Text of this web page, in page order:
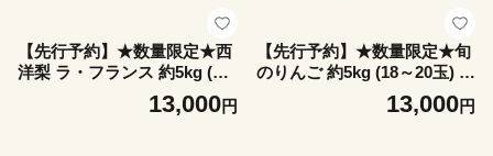
【先行予約】★数量限定★西
洋梨 ラ・フランス 約5kg (18
～20玉) | 洋梨 梨 果物 くだも
の フルーツ 食後 デザート 香
13,000円
【先行予約】★数量限定★旬
のりんご 約5kg (18～20玉) |
林檎 リンゴ 完熟りんご 果物
くだもの 甘い 美味しい ジュ
13,000円